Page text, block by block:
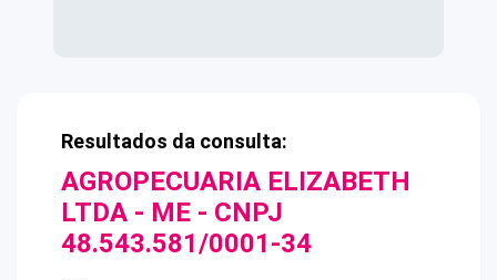
Resultados da consulta:
AGROPECUARIA ELIZABETH
LTDA - ME - CNPJ
48.543.581/0001-34